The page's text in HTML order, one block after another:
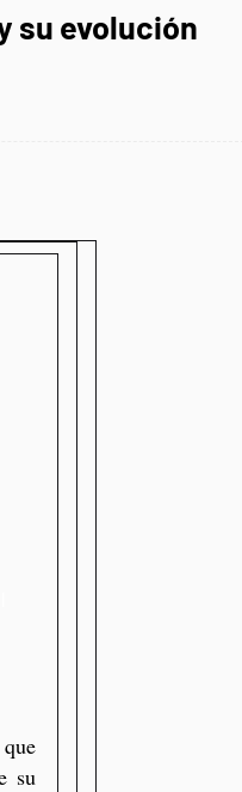
su evolución
su